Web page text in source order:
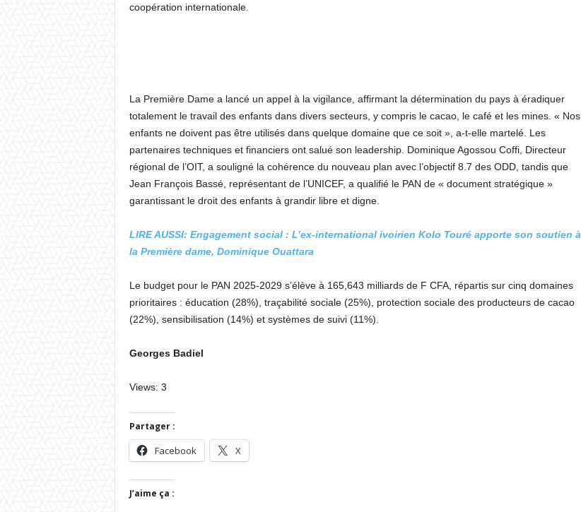
coopération internationale.
La Première Dame a lancé un appel à la vigilance, affirmant la détermination du pays à éradiquer
totalement le travail des enfants dans divers secteurs, y compris le cacao, le café et les mines. « Nos
enfants ne doivent pas être utilisés dans quelque domaine que ce soit », a-t-elle martelé. Les
partenaires techniques et financiers ont salué son leadership. Dominique Agossou Coffi, Directeur
régional de l’OIT, a souligné la cohérence du nouveau plan avec l’objectif 8.7 des ODD, tandis que
Jean François Bassé, représentant de l’UNICEF, a qualifié le PAN de « document stratégique »
garantissant le droit des enfants à grandir libre et digne.
LIRE AUSSI: Engagement social : L’ex-international ivoirien Kolo Touré apporte son soutien à
la Première dame, Dominique Ouattara
Le budget pour le PAN 2025-2029 s’élève à 165,643 milliards de F CFA, répartis sur cinq domaines
prioritaires : éducation (28%), traçabilité sociale (25%), protection sociale des producteurs de cacao
(22%), sensibilisation (14%) et systèmes de suivi (11%).
Georges Badiel
Views: 3
Partager :
Facebook X
J’aime ça :